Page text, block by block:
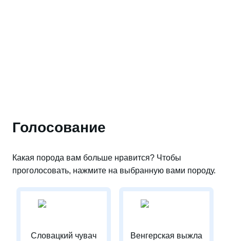
Голосование
Какая порода вам больше нравится? Чтобы
проголосовать, нажмите на выбранную вами породу.
Словацкий чувач Венгерская выжла